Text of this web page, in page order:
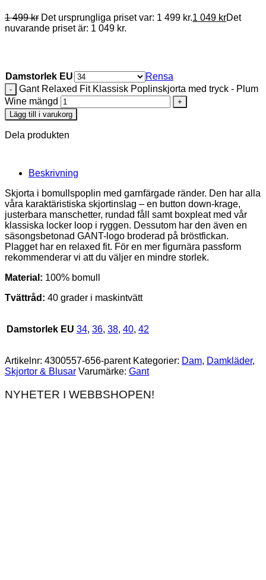
1 499kr Det ursprungliga priset var: 1 499 kr.1 049 krDet
nuvarande priset är: 1 049 kr.
Damstorlek EU
Rensa
Gant Relaxed Fit Klassisk Poplinskjorta med tryck - Plum
Wine mängd
Lägg till i varukorg
Dela produkten
Beskrivning
Skjorta i bomullspoplin med garnfärgade ränder. Den har alla
våra karaktäristiska skjortinslag – en button down-krage,
justerbara manschetter, rundad fåll samt boxpleat med vår
klassiska locker loop i ryggen. Dessutom har den även en
säsongsbetonad GANT-logo broderad på bröstfickan.
Plagget har en relaxed fit. För en mer figurnära passform
rekommenderar vi att du väljer en mindre storlek.
Material: 100% bomull
Tvättråd: 40 grader i maskintvätt
Damstorlek EU 34, 36, 38, 40, 42
Artikelnr: 4300557-656-parent Kategorier: Dam, Damkläder,
Skjortor & Blusar Varumärke: Gant
NYHETER I WEBBSHOPEN!